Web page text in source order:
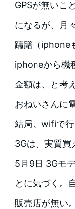
GPSが無いこ
になるが、月
躊躇（iphone
iphoneから機
金額は、と考
おねいさんに
結局、wifiで
3Gは、実質買
5月9日 3Gモ
とに気づく。
販売店が無い